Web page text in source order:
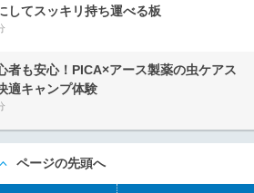
してスッキリ持ち運べる板
者も安心！PICA×アース製薬の虫ケアス
適キャンプ体験
ページの先頭へ